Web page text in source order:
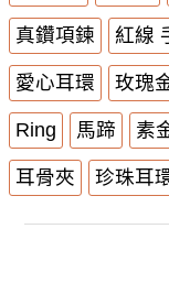
真鑽項鍊 紅線
愛心耳環 玫瑰
Ring 馬蹄 素
耳骨夾 珍珠耳